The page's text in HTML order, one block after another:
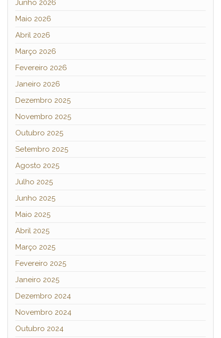
Junho 2026
Maio 2026
Abril 2026
Março 2026
Fevereiro 2026
Janeiro 2026
Dezembro 2025
Novembro 2025
Outubro 2025
Setembro 2025
Agosto 2025
Julho 2025
Junho 2025
Maio 2025
Abril 2025
Março 2025
Fevereiro 2025
Janeiro 2025
Dezembro 2024
Novembro 2024
Outubro 2024